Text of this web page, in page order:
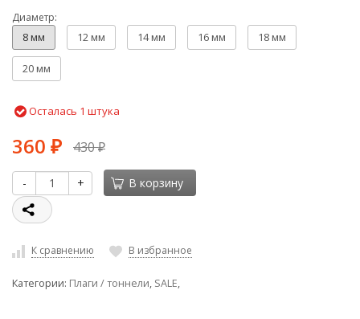
Диаметр:
8 мм 12 мм 14 мм 16 мм 18 мм
20 мм
Осталась 1 штука
360 ₽ 430₽
- + В корзину
К сравнению В избранное
Категории: Плаги / тоннели, SALE,